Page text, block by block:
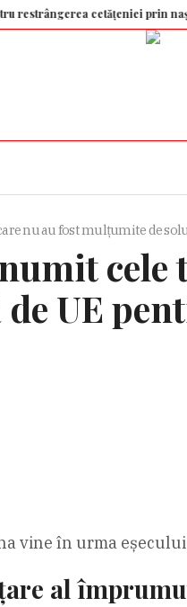
cetățeniei prin naștere și
nu au fost mulțumite de
UE
vine în urma
al